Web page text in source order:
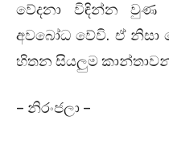
වේදනා විඳින්න
අවබෝධ වේවි. ඒ නිසා
හිතන සියලුම
– නිරංජලා –